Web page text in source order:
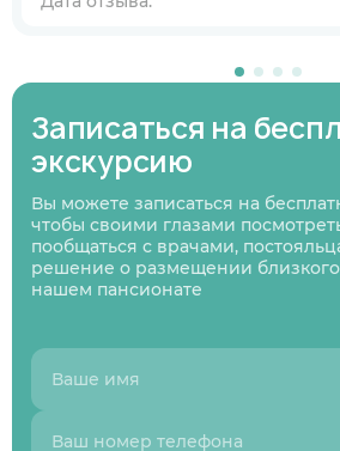
Записаться на
экскурсию
Вы можете записаться на
чтобы своими глазами
пообщаться с врачами,
решение о размещении
нашем пансионате
Предыдущий
Нажимая кнопку я
конфиденциальности
соглашением
Оставить
Нажимая кнопку я
конфиденциальности
соглашением
Перезвоните
Нажимая кнопку я соглашаюсь
конфиденциальности
соглашением
Записаться
Нажимая кнопку я соглашаюсь
конфиденциальности
соглашением
Записаться